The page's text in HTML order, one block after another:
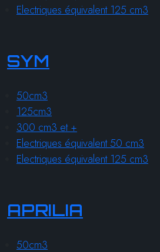
Electriques équivalent 125 cm3
SYM
50cm3
125cm3
300 cm3 et +
Electriques équivalent 50 cm3
Electriques équivalent 125 cm3
APRILIA
50cm3